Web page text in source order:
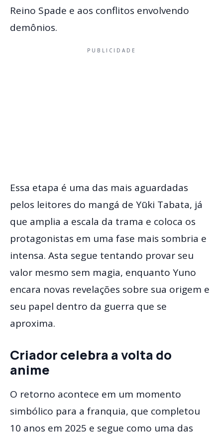
Reino Spade e aos conflitos envolvendo
demônios.
PUBLICIDADE
Essa etapa é uma das mais aguardadas
pelos leitores do mangá de Yūki Tabata, já
que amplia a escala da trama e coloca os
protagonistas em uma fase mais sombria e
intensa. Asta segue tentando provar seu
valor mesmo sem magia, enquanto Yuno
encara novas revelações sobre sua origem e
seu papel dentro da guerra que se
aproxima.
Criador celebra a volta do
anime
O retorno acontece em um momento
simbólico para a franquia, que completou
10 anos em 2025 e segue como uma das